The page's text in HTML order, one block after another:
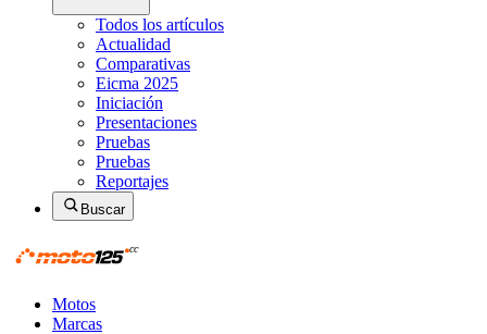
Todos los artículos
Actualidad
Comparativas
Eicma 2025
Iniciación
Presentaciones
Pruebas
Pruebas
Reportajes
Buscar
Motos
Marcas